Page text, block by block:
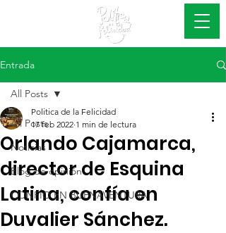
Entrada
All Posts
Noticias
Blog de opinión
CONFÍO EN BUENAVENTURA
All Posts
Orlando Cajamarca,
director de Esquina
Latina, confía en
Duvalier Sánchez.
Politica de la Felicidad
17 feb 2022 1 min de lectura